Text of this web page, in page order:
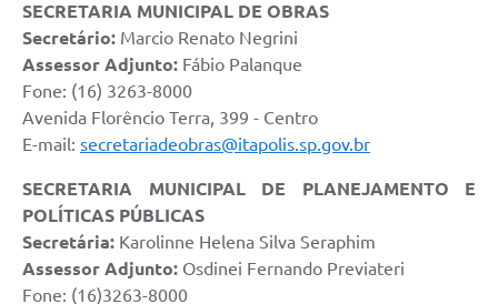
SECRETARIA MUNICIPAL DE OBRAS
Secretário: Marcio Renato Negrini
Assessor Adjunto: Fábio Palanque
Fone: (16) 3263-8000
Avenida Florêncio Terra, 399 - Centro
E-mail: secretariadeobras@itapolis.sp.gov.br
SECRETARIA MUNICIPAL DE PLANEJAMENTO E
POLÍTICAS PÚBLICAS
Secretária: Karolinne Helena Silva Seraphim
Assessor Adjunto: Osdinei Fernando Previateri
Fone: (16)3263-8000